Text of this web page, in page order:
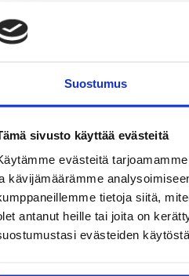
Suostumus
sivusto käyttää evästeitä
evästeitä
kävijämäärämme
tietoja siitä,
antanut heille tai joita on
evästeiden käytöstä
yhteistyö saa
vahvistaa molempien
asti, sekä on
yhteistyö tukee myös